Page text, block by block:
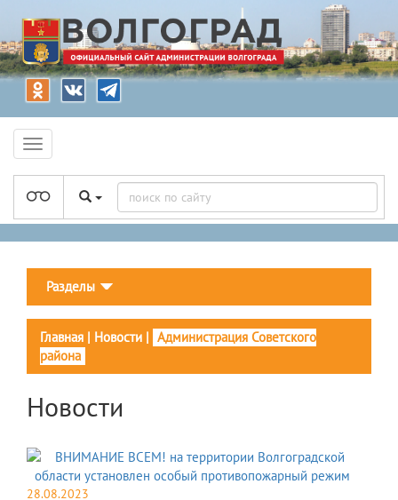
Разделы
Главная | Новости | Администрация Советского
района
Новости
28.08.2023